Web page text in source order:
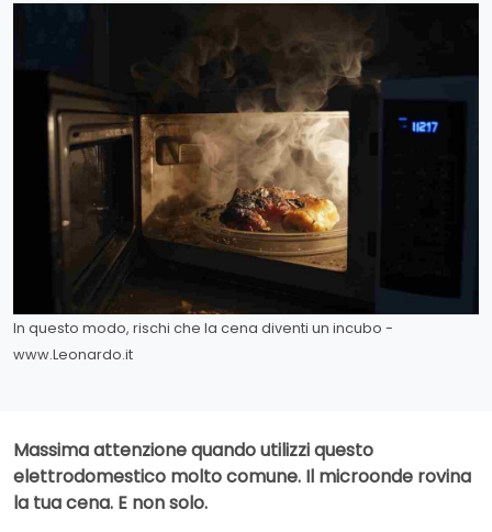
In questo modo, rischi che la cena diventi un incubo -
www.Leonardo.it
Massima attenzione quando utilizzi questo
elettrodomestico molto comune. Il microonde rovina
la tua cena. E non solo.